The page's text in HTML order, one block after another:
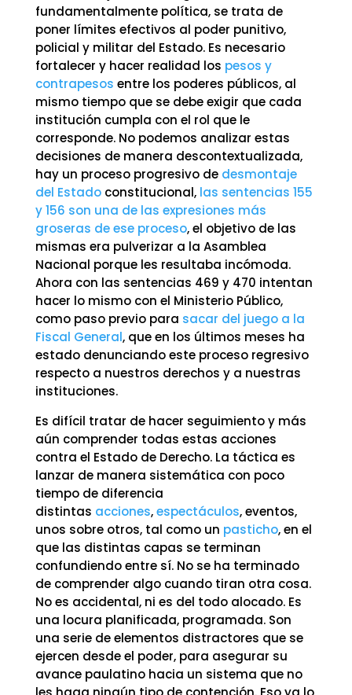
fundamentalmente política, se trata de
poner límites efectivos al poder punitivo,
policial y militar del Estado. Es necesario
fortalecer y hacer realidad los pesos y
contrapesos entre los poderes públicos, al
mismo tiempo que se debe exigir que cada
institución cumpla con el rol que le
corresponde. No podemos analizar estas
decisiones de manera descontextualizada,
hay un proceso progresivo de desmontaje
del Estadoconstitucional, las sentencias 155
y 156 son una de las expresiones más
groseras de ese proceso, el objetivo de las
mismas era pulverizar a la Asamblea
Nacional porque les resultaba incómoda.
Ahora con las sentencias 469 y 470 intentan
hacer lo mismo con el Ministerio Público,
como paso previo para sacar del juego a la
Fiscal General, que en los últimos meses ha
estado denunciando este proceso regresivo
respecto a nuestros derechos y a nuestras
instituciones.
Es difícil tratar de hacer seguimiento y más
aún comprender todas estas acciones
contra el Estado de Derecho. La táctica es
lanzar de manera sistemática con poco
tiempo de diferencia
distintas acciones,espectáculos, eventos,
unos sobre otros, tal como un pasticho, en el
que las distintas capas se terminan
confundiendo entre sí. No se ha terminado
de comprender algo cuando tiran otra cosa.
No es accidental, ni es del todo alocado. Es
una locura planificada, programada. Son
una serie de elementos distractores que se
ejercen desde el poder, para asegurar su
avance paulatino hacia un sistema que no